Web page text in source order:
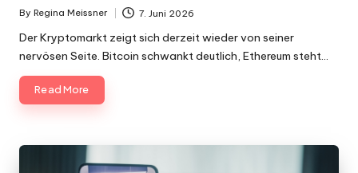
Posted
By Regina Meissner 7. Juni 2026
Der Kryptomarkt zeigt sich derzeit wieder von seiner
nervösen Seite. Bitcoin schwankt deutlich, Ethereum steht…
Read More